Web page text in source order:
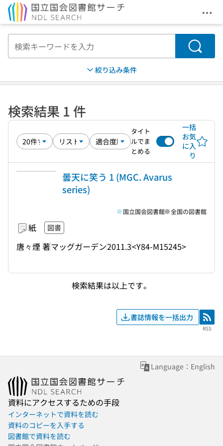
メ
検索
絞り込み条件
検索結果 1 件
タイト
ルでま
とめる
一括
お気
に入
り
曇天に笑う 1 (MGC. Avarus
series)
紙 図書
唐々煙 著マッグガーデン2011.3<Y84-M15245>
国立国会図書館 全国の図書館
検索結果は以上です。
書誌情報を一括出力 RSS
RSS
Language：English
資料にアクセスするための手段
インターネットで資料を読む
資料のコピーを入手する
図書館で資料を読む